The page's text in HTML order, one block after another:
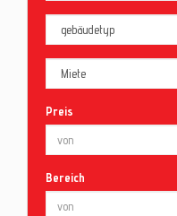
Preis
Bereich